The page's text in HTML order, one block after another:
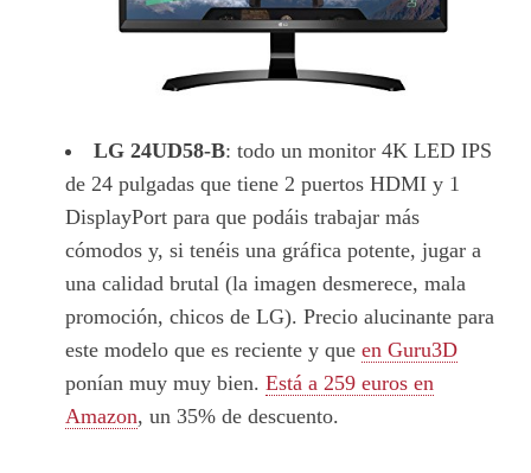
LG 24UD58-B: todo un monitor 4K LED IPS
de 24 pulgadas que tiene 2 puertos HDMI y 1
DisplayPort para que podáis trabajar más
cómodos y, si tenéis una gráfica potente, jugar a
una calidad brutal (la imagen desmerece, mala
promoción, chicos de LG). Precio alucinante para
este modelo que es reciente y que en Guru3D
ponían muy muy bien. Está a 259 euros en
Amazon, un 35% de descuento.